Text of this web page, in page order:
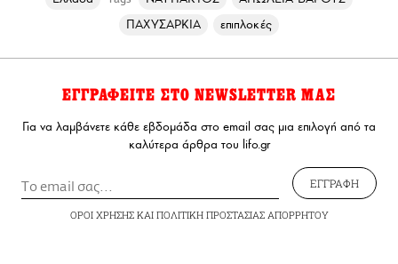
ΠΑΧΥΣΑΡΚΙΑ
επιπλοκές
ΕΓΓΡΑΦΕΙΤΕ ΣΤΟ NEWSLETTER ΜΑΣ
Για να λαμβάνετε κάθε εβδομάδα στο email σας μια επιλογή από τα
καλύτερα άρθρα του lifo.gr
ΕΓΓΡΑΦΗ
ΟΡΟΙ ΧΡΗΣΗΣΚΑΙ ΠΟΛΙΤΙΚΗ ΠΡΟΣΤΑΣΙΑΣ ΑΠΟΡΡΗΤΟΥ